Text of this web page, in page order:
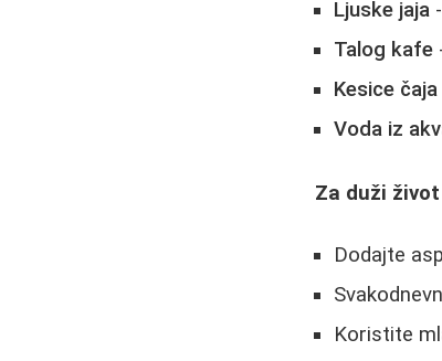
Ljuske jaja
Talog kafe
Kesice čaja
Voda iz
Za duži
Dodajte
Koristite